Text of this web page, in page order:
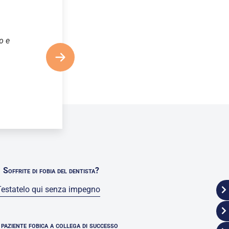
e
Soffrite di fobia del dentista?
qui senza impegno
paziente fobica a collega di successo